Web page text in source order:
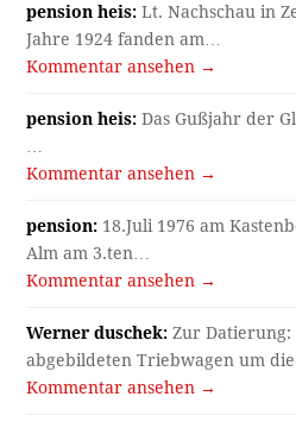
pension heis: Lt. Nachschau in
Jahre 1924 fanden am…
Kommentar ansehen →
pension heis: Das Gußjahr der
Kommentar ansehen →
pension: 18.Juli 1976 am
Alm am 3.ten…
Kommentar ansehen →
Werner duschek: Zur Datierung:
abgebildeten Triebwagen um
Kommentar ansehen →